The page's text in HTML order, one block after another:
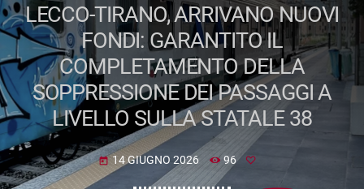
LECCO-TIRANO, ARRIVANO NUOVI
FONDI: GARANTITO IL
COMPLETAMENTO DELLA
SOPPRESSIONE DEI PASSAGGI A
LIVELLO SULLA STATALE 38
today 14 GIUGNO 2026 96